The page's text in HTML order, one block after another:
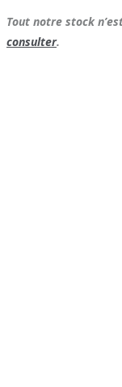
Tout notre stock
consulter.